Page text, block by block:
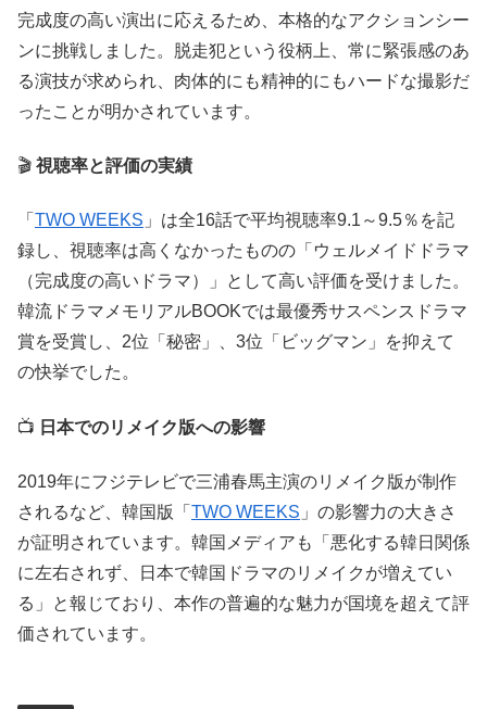
完成度の高い演出に応えるため、本格的なアクションシー
ンに挑戦しました。脱走犯という役柄上、常に緊張感のあ
る演技が求められ、肉体的にも精神的にもハードな撮影だ
ったことが明かされています。
🎬 視聴率と評価の実績
「 TWO WEEKS 」は全16話で平均視聴率9.1～9.5％を記
録し、視聴率は高くなかったものの「ウェルメイドドラマ
（完成度の高いドラマ）」として高い評価を受けました。
韓流ドラマメモリアルBOOKでは最優秀サスペンスドラマ
賞を受賞し、2位「秘密」、3位「ビッグマン」を抑えて
の快挙でした。
📺 日本でのリメイク版への影響
2019年にフジテレビで三浦春馬主演のリメイク版が制作
されるなど、韓国版「 TWO WEEKS 」の影響力の大きさ
が証明されています。韓国メディアも「悪化する韓日関係
に左右されず、日本で韓国ドラマのリメイクが増えてい
る」と報じており、本作の普遍的な魅力が国境を超えて評
価されています。